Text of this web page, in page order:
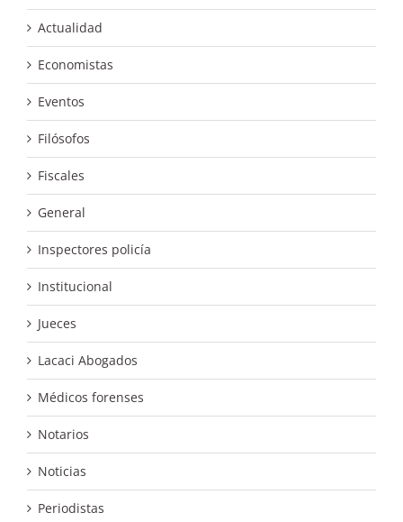
Actualidad
Economistas
Eventos
Filósofos
Fiscales
General
Inspectores policía
Institucional
Jueces
Lacaci Abogados
Médicos forenses
Notarios
Noticias
Periodistas